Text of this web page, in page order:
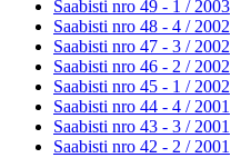
Saabisti nro 49 - 1 / 2003
Saabisti nro 48 - 4 / 2002
Saabisti nro 47 - 3 / 2002
Saabisti nro 46 - 2 / 2002
Saabisti nro 45 - 1 / 2002
Saabisti nro 44 - 4 / 2001
Saabisti nro 43 - 3 / 2001
Saabisti nro 42 - 2 / 2001